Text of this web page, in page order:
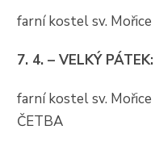
farní kostel sv. Mořice
7. 4. – VELKÝ PÁTEK:
farní kostel sv. Mořice
ČETBA